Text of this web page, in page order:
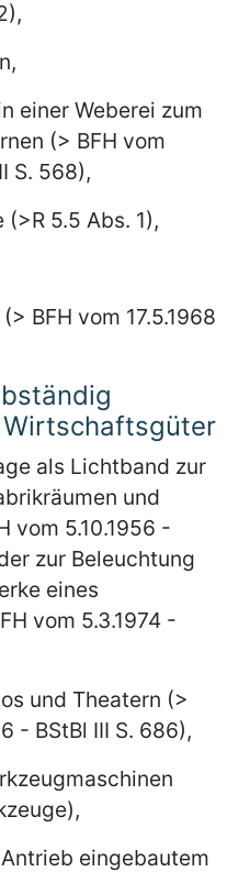
einer Weberei zum
(> BFH vom
S. 568),
5.5 Abs. 1),
BFH vom 17.5.1968
als Lichtband zur
und
vom 5.10.1956 -
zur Beleuchtung
eines
vom 5.3.1974 -
und Theatern (>
- BStBl III S. 686),
eingebautem